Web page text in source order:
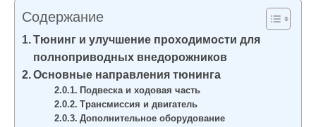
Содержание
Тюнинг и улучшение проходимости для
полноприводных внедорожников
Основные направления тюнинга
Подвеска и ходовая часть
Трансмиссия и двигатель
Дополнительное оборудование